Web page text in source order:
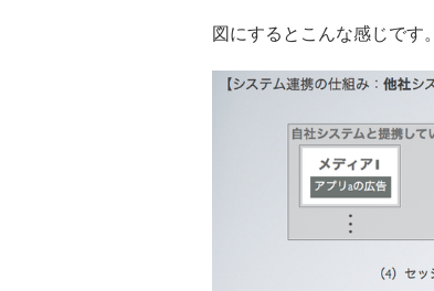
図にするとこんな感じです。